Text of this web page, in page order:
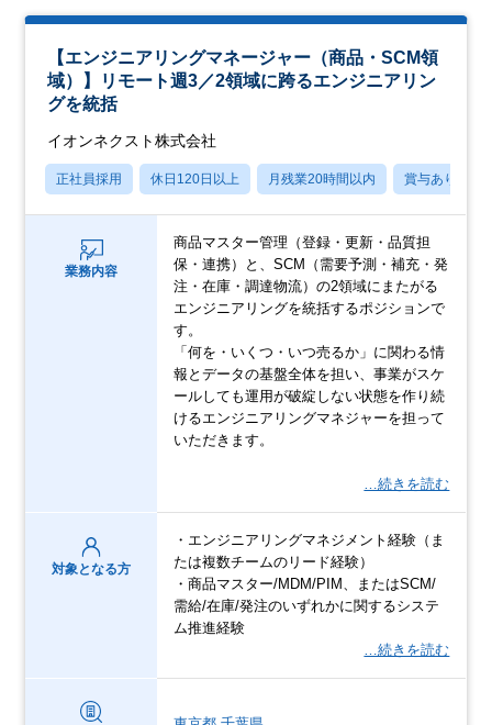
【エンジニアリングマネージャー（商品・SCM領
域）】リモート週3／2領域に跨るエンジニアリン
グを統括
イオンネクスト株式会社
正社員採用 休日120日以上 月残業20時間以内 賞与あり
業務内容
商品マスター管理（登録・更新・品質担
保・連携）と、SCM（需要予測・補充・発
注・在庫・調達物流）の2領域にまたがる
エンジニアリングを統括するポジションで
す。
「何を・いくつ・いつ売るか」に関わる情
報とデータの基盤全体を担い、事業がスケ
ールしても運用が破綻しない状態を作り続
けるエンジニアリングマネジャーを担って
いただきます。
…続きを読む
対象となる方
・エンジニアリングマネジメント経験（ま
たは複数チームのリード経験）
・商品マスター/MDM/PIM、またはSCM/
需給/在庫/発注のいずれかに関するシステ
ム推進経験
…続きを読む